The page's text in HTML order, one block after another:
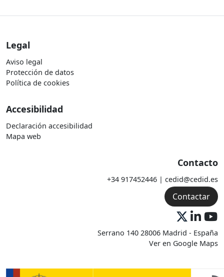
Legal
Aviso legal
Protección de datos
Política de cookies
Accesibilidad
Declaración accesibilidad
Mapa web
Contacto
+34 917452446 | cedid@cedid.es
Contactar
Serrano 140 28006 Madrid - España
Ver en Google Maps